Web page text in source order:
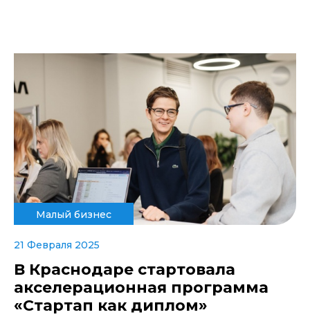
Малый бизнес
21 Февраля 2025
В Краснодаре стартовала
акселерационная программа
«Стартап как диплом»